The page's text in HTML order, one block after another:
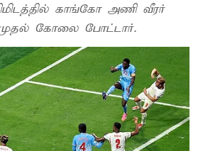
காங்கோ அணி வீரர்
முதல் கோலை போட்டார்.